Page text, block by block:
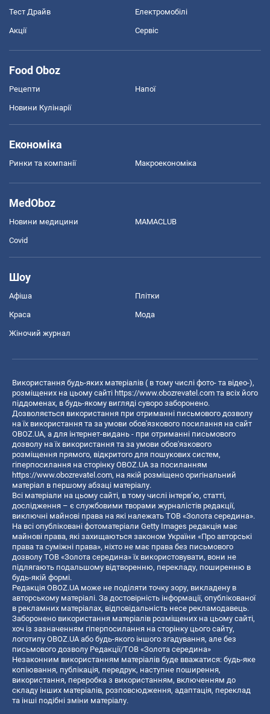
Тест Драйв Електромобілі
Акції Сервіс
Food Oboz
Рецепти Напої
Новини Кулінарії
Економіка
Ринки та компанії Макроекономіка
MedOboz
Новини медицини MAMACLUB
Covid
Шоу
Афіша Плітки
Краса Мода
Жіночий журнал
Використання будь-яких матеріалів ( в тому числі фото- та відео-),
розміщених на цьому сайті https://www.obozrevatel.com та всіх його
піддоменах, в будь-якому вигляді суворо заборонено.
Дозволяється використання при отриманні письмового дозволу
на їх використання та за умови обов'язкового посилання на сайт
OBOZ.UA, а для інтернет-видань - при отриманні письмового
дозволу на їх використання та за умови обов'язкового
розміщення прямого, відкритого для пошукових систем,
гіперпосилання на сторінку OBOZ.UA за посиланням
https://www.obozrevatel.com, на якій розміщено оригінальний
матеріал в першому абзаці матеріалу.
Всі матеріали на цьому сайті, в тому числі інтерв’ю, статті,
дослідження – є службовими творами журналістів редакції,
виключні майнові права на які належать ТОВ «Золота середина».
На всі опубліковані фотоматеріали Getty Images редакція має
майнові права, які захищаються законом України «Про авторські
права та суміжні права», ніхто не має права без письмового
дозволу ТОВ «Золота середина» їх використовувати, вони не
підлягають подальшому відтворенню, перекладу, поширенню в
будь-якій формі.
Редакція OBOZ.UA може не поділяти точку зору, викладену в
авторському матеріалі. За достовірність інформації, опублікованої
в рекламних матеріалах, відповідальність несе рекламодавець.
Заборонено використання матеріалів розміщених на цьому сайті,
хоч із зазначенням гіперпосилання на сторінку цього сайту,
логотипу OBOZ.UA або будь-якого іншого згадування, але без
письмового дозволу Редакції/ТОВ «Золота середина»
Незаконним використанням матеріалів буде вважатися: будь-яке
копiювання, публiкацiя, передрук, наступне поширення,
використання, переробка з використанням, включенням до
складу інших матеріалів, розповсюдження, адаптація, переклад
та інші подібні зміни матеріалу.